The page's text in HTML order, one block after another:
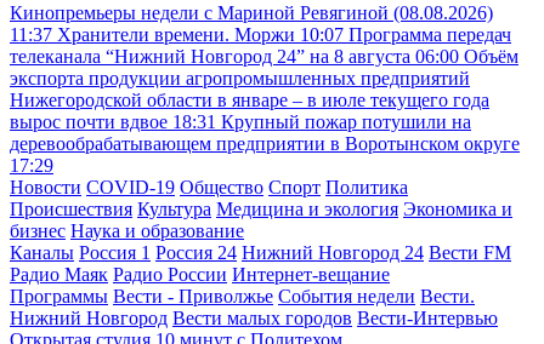
Кинопремьеры недели с Мариной Ревягиной (08.08.2026)
11:37 Хранители времени. Моржи 10:07 Программа передач
телеканала “Нижний Новгород 24” на 8 августа 06:00 Объём
экспорта продукции агропромышленных предприятий
Нижегородской области в январе – в июле текущего года
вырос почти вдвое 18:31 Крупный пожар потушили на
деревообрабатывающем предприятии в Воротынском округе
17:29
Новости COVID-19 Общество Спорт Политика
Происшествия Культура Медицина и экология Экономика и
бизнес Наука и образование
Каналы Россия 1 Россия 24 Нижний Новгород 24 Вести FM
Радио Маяк Радио России Интернет-вещание
Программы Вести - Приволжье События недели Вести.
Нижний Новгород Вести малых городов Вести-Интервью
Открытая студия 10 минут с Политехом